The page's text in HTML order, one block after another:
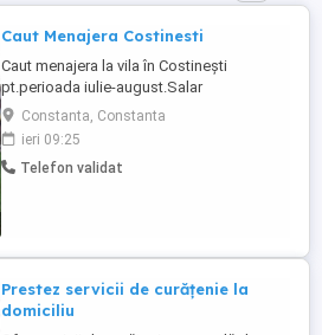
Caut Menajera Costinesti
Caut menajera la vila în Costinești
pt.perioada iulie-august.Salar
negociabil.Tel.
Constanta, Constanta
ieri 09:25
Telefon validat
Prestez servicii de curățenie la
domiciliu